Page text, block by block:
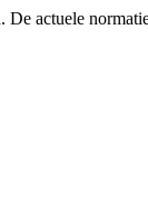
De actuele